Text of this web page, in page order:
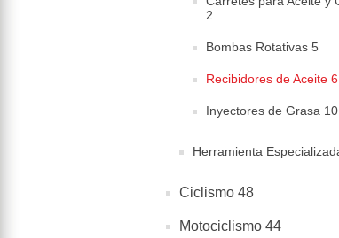
2
Bombas Rotativas 5
Recibidores de Aceite 6
Inyectores de Grasa 10
Herramienta
Ciclismo 48
Motociclismo 44